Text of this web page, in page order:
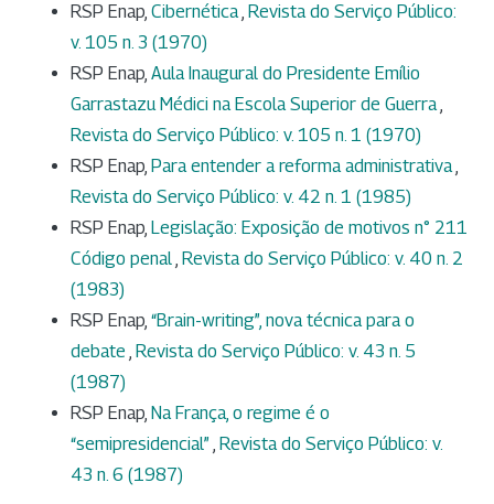
RSP Enap, Cibernética, Revista do Serviço Público:
v. 105 n. 3 (1970)
RSP Enap, Aula Inaugural do Presidente Emílio
Garrastazu Médici na Escola Superior de Guerra,
Revista do Serviço Público: v. 105 n. 1 (1970)
RSP Enap, Para entender a reforma administrativa,
Revista do Serviço Público: v. 42 n. 1 (1985)
RSP Enap, Legislação: Exposição de motivos n° 211
Código penal, Revista do Serviço Público: v. 40 n. 2
(1983)
RSP Enap, “Brain-writing”, nova técnica para o
debate , Revista do Serviço Público: v. 43 n. 5
(1987)
RSP Enap, Na França, o regime é o
“semipresidencial” , Revista do Serviço Público: v.
43 n. 6 (1987)